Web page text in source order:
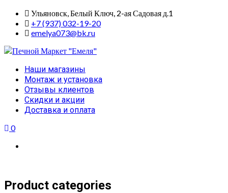
Skip
content
Ульяновск, Белый Ключ, 2-ая Садовая д.1
+7 (937) 032-19-20
emelya073@bk.ru
Primary
Menu
Наши магазины
Монтаж и установка
Отзывы клиентов
Скидки и акции
Доставка и оплата
0
Product categories